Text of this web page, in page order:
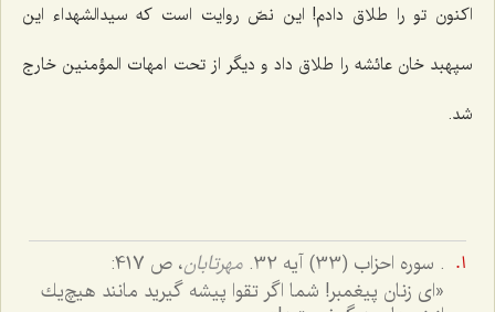
اکنون تو را طلاق دادم! این نصّ روایت است که سیدالشهداء این
سپهبد خان عائشه را طلاق داد و دیگر از تحت امهات المؤمنین خارج
شد.
. سوره احزاب (33) آیه 32. مهرتابان، ص 417:
«اى زنان پیغمبر! شما اگر تقوا پیشه گیرید مانند هیچ‌یك